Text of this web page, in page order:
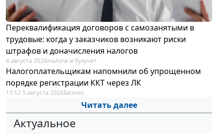
Переквалификация договоров с самозанятыми в
трудовые: когда у заказчиков возникают риски
штрафов и доначисления налогов
4 августа 2026Налоги и бухучет
Налогоплательщикам напомнили об упрощенном
порядке регистрации ККТ через ЛК
17:12 5 августа 2026Бизнес
Читать далее
Актуальное